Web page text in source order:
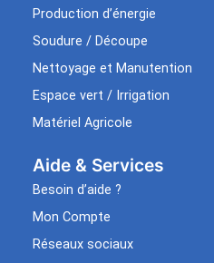
Production d’énergie
Soudure / Découpe
Nettoyage et Manutention
Espace vert / Irrigation
Matériel Agricole
Aide & Services​
Besoin d’aide ?
Mon Compte
Réseaux sociaux